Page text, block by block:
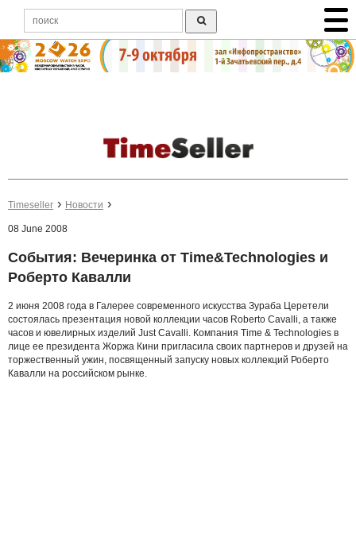
Timeseller Новости
08 June 2008
События: Вечеринка от Time&Technologies и
Роберто Кавалли
2 июня 2008 года в Галерее современного искусства Зураба Церетели
состоялась презентация новой коллекции часов Roberto Cavalli, а также
часов и ювелирных изделий Just Cavalli. Компания Time & Technologies в
лице ее президента Жоржа Кини пригласила своих партнеров и друзей на
торжественный ужин, посвященный запуску новых коллекций Роберто
Кавалли на российском рынке.